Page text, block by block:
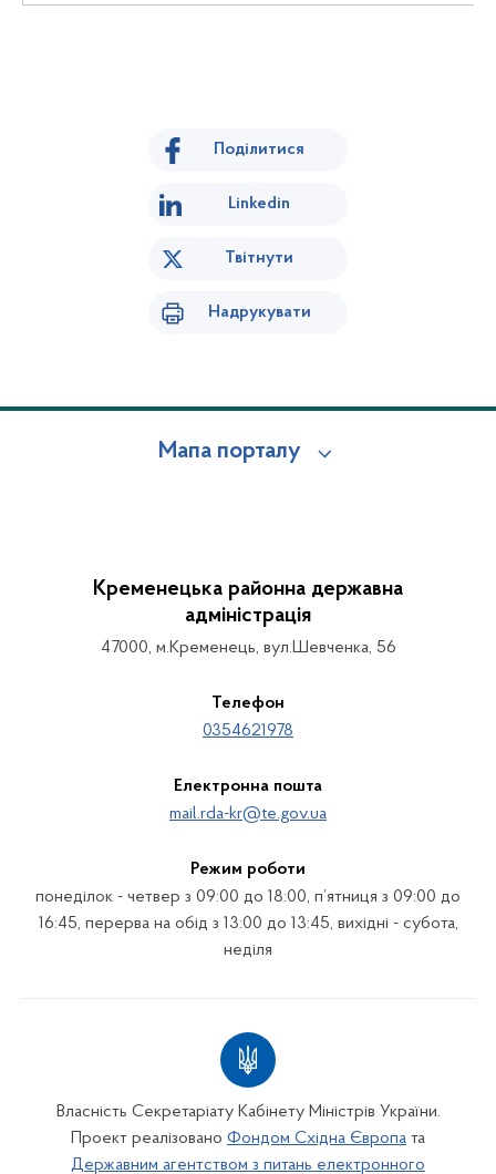
Поділитися
Linkedin
Твітнути
Надрукувати
Мапа порталу
Кременецька районна державна
адміністрація
47000, м.Кременець, вул.Шевченка, 56
Телефон
0354621978
Електронна пошта
mail.rda-kr@te.gov.ua
Режим роботи
понеділок - четвер з 09:00 до 18:00, п’ятниця з 09:00 до
16:45, перерва на обід з 13:00 до 13:45, вихідні - субота,
неділя
Власність Секретаріату Кабінету Міністрів України.
Проект реалізовано Фондом Східна Європа та
Державним агентством з питань електронного